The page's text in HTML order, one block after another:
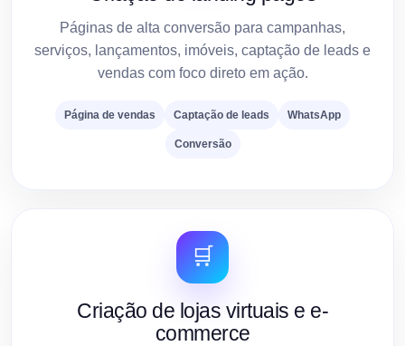
Páginas de alta conversão para campanhas,
serviços, lançamentos, imóveis, captação de leads e
vendas com foco direto em ação.
Página de vendas Captação de leads WhatsApp
Conversão
🛒
Criação de lojas virtuais e e-
commerce